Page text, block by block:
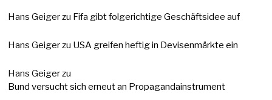
Hans Geigerzu Fifa gibt folgerichtige Geschäftsidee auf
Hans Geigerzu USA greifen heftig in Devisenmärkte ein
Hans Geigerzu
Bund versucht sich erneut an Propagandainstrument